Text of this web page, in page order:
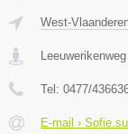
West-
Tel: 0477/
E-mail ›